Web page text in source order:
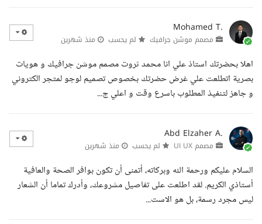
Mohamed T.
مصمم موشن جرافيك لم يحسب منذ شهرين
اهلا بحضرتك استاذ علي انا محمد ثروت مصمم موشن جرافيك و هويات
بصرية اتطلعت علي غرض حضرتك بخصوص تصميم لوجو لمتجر الكتروني
و جاهز لتنفيذ المطلوب باسرع وقت و اعلي ج...
Abd Elzaher A.
مصمم UI UX لم يحسب منذ شهرين
السلام عليكم ورحمة الله وبركاته، أتمنى أن تكون بوافر الصحة والعافية
أستاذي الكريم. لقد اطلعت على تفاصيل مشروعك، وأدرك تماما أن الشعار
ليس مجرد رسمة، بل هو الاست...